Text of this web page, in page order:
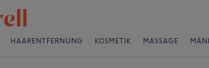
HAARENTFERNUNG KOSMETIK MASSAGE